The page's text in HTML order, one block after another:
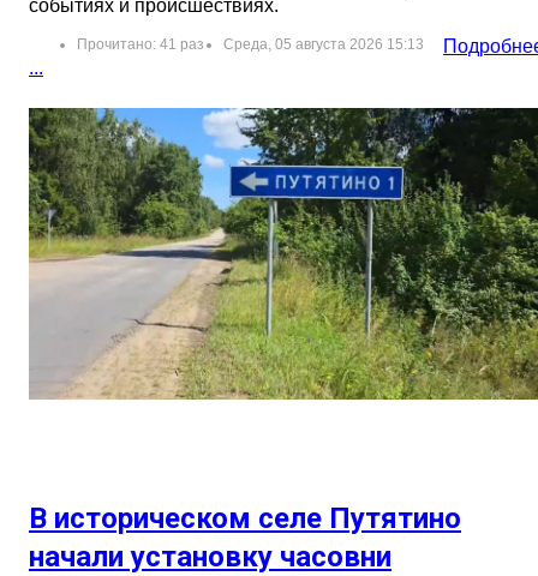
событиях и происшествиях.
Прочитано: 41 раз Среда, 05 августа 2026 15:13
...
В историческом селе Путятино
начали установку часовни